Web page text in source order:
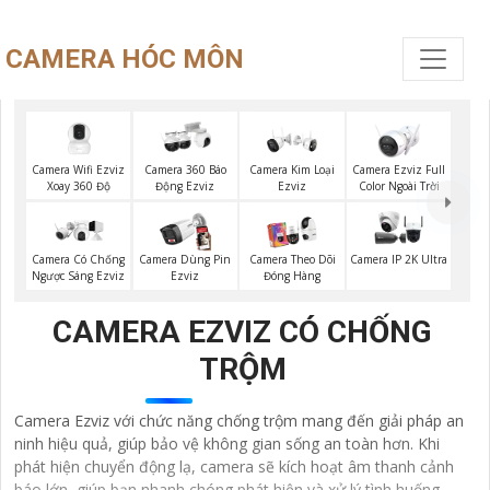
CAMERA HÓC MÔN
Camera Wifi Ezviz
Xoay 360 Độ
Camera 360 Báo
Động Ezviz
Camera Kim Loại
Ezviz
Camera Ezviz Full
Color Ngoài Trời
Camera Có Chống
Ngược Sáng Ezviz
Camera Dùng Pin
Ezviz
Camera Theo Dõi
Đóng Hàng
Camera IP 2K Ultra
CAMERA EZVIZ CÓ CHỐNG
TRỘM
Camera Ezviz với chức năng chống trộm mang đến giải pháp an
ninh hiệu quả, giúp bảo vệ không gian sống an toàn hơn. Khi
phát hiện chuyển động lạ, camera sẽ kích hoạt âm thanh cảnh